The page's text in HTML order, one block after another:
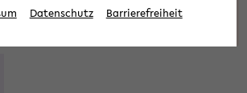
Datenschutz Barrierefreiheit